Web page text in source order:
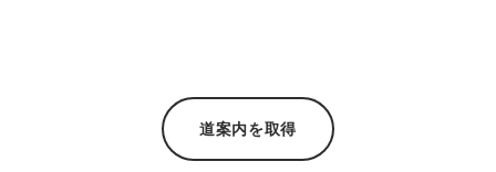
道案内を取得